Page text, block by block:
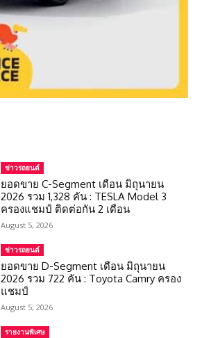
ข่าวรถยนต์
ยอดขาย C-Segment เดือน มิถุนายน
2026 รวม 1,328 คัน : TESLA Model 3
ครองแชมป์ ติดต่อกัน 2 เดือน
August 5, 2026
ข่าวรถยนต์
ยอดขาย D-Segment เดือน มิถุนายน
2026 รวม 722 คัน : Toyota Camry ครอง
แชมป์
August 5, 2026
รายงานพิเศษ